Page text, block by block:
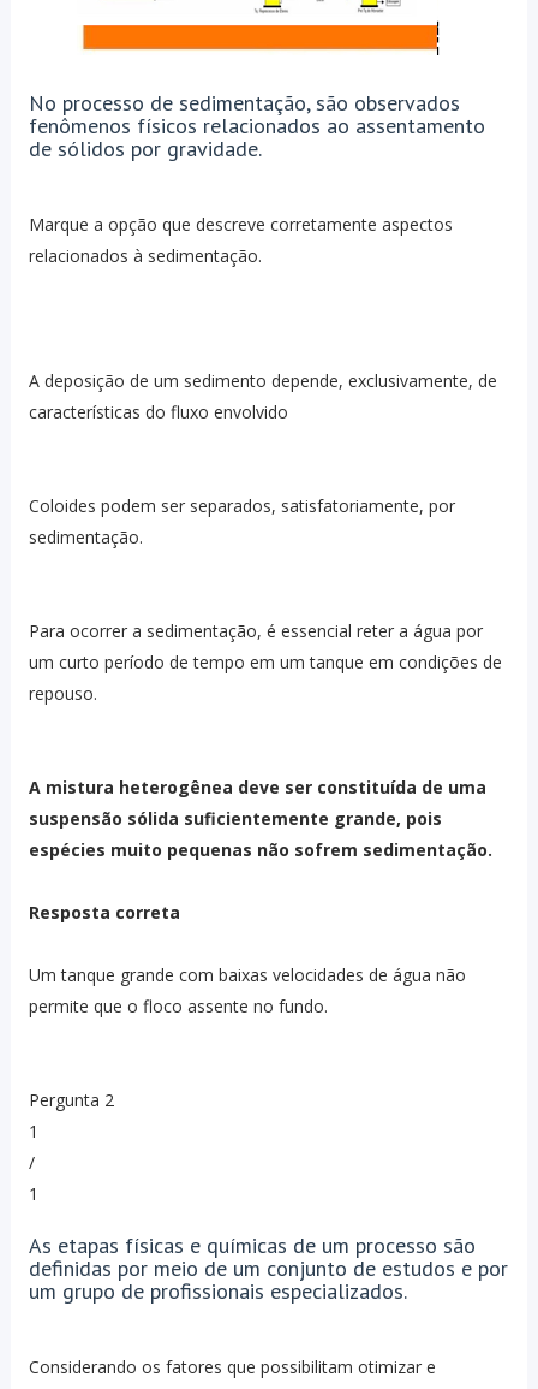
No processo de sedimentação, são observados
fenômenos físicos relacionados ao assentamento
de sólidos por gravidade.
Marque a opção que descreve corretamente aspectos
relacionados à sedimentação.
A deposição de um sedimento depende, exclusivamente, de
características do fluxo envolvido
Coloides podem ser separados, satisfatoriamente, por
sedimentação.
Para ocorrer a sedimentação, é essencial reter a água por
um curto período de tempo em um tanque em condições de
repouso.
A mistura heterogênea deve ser constituída de uma
suspensão sólida suficientemente grande, pois
espécies muito pequenas não sofrem sedimentação.
Resposta correta
Um tanque grande com baixas velocidades de água não
permite que o floco assente no fundo.
Pergunta 2
1
/
1
As etapas físicas e químicas de um processo são
definidas por meio de um conjunto de estudos e por
um grupo de profissionais especializados.
Considerando os fatores que possibilitam otimizar e